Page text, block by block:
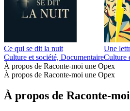
Ce qui se dit la nuit
Culture et société, Documentaire
Une
Culture
À propos de Raconte-moi une Opex
À propos de Raconte-moi une Opex
À propos de Raconte-